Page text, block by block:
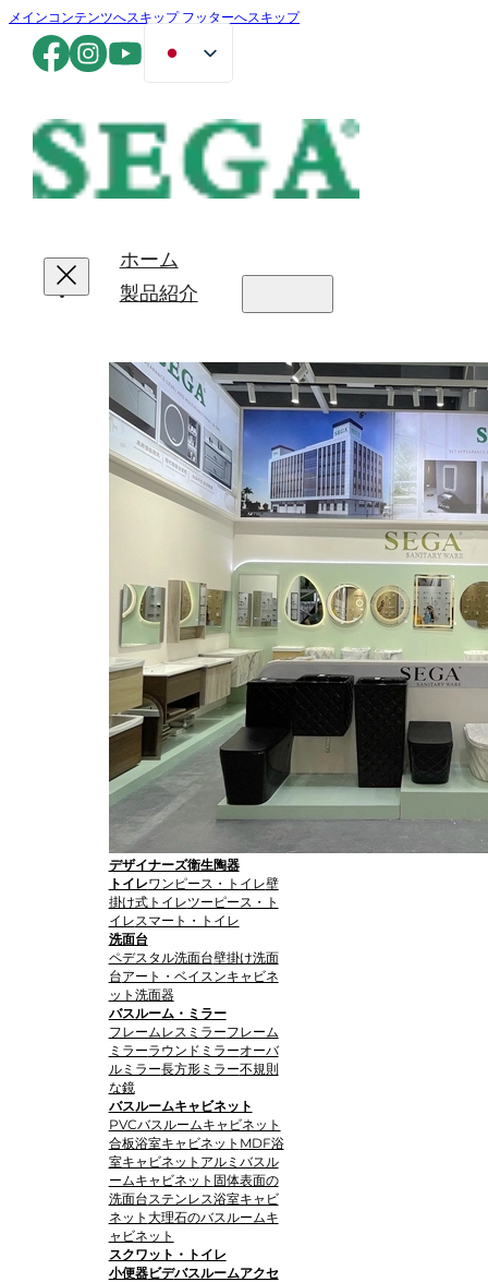
メインコンテンツへスキップ フッターへスキップ
ホーム
製品紹介
デザイナーズ衛生陶器
トイレワンピース・トイレ壁
掛け式トイレツーピース・ト
イレスマート・トイレ
洗面台
ペデスタル洗面台壁掛け洗面
台アート・ベイスンキャビネ
ット洗面器
バスルーム・ミラー
フレームレスミラーフレーム
ミラーラウンドミラーオーバ
ルミラー長方形ミラー不規則
な鏡
バスルームキャビネット
PVCバスルームキャビネット
合板浴室キャビネット MDF浴
室キャビネット アルミバスル
ームキャビネット 固体表面の
洗面台ステンレス浴室キャビ
ネット 大理石のバスルームキ
ャビネット
スクワット・トイレ
小便器ビデバスルームアクセ